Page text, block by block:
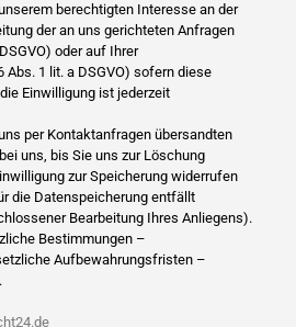
berechtigten Interesse an der
der an uns gerichteten Anfragen
oder auf Ihrer
Abs. 1 lit. a DSGVO) sofern diese
Einwilligung ist jederzeit
per Kontaktanfragen übersandten
uns, bis Sie uns zur Löschung
zur Speicherung widerrufen
die Datenspeicherung entfällt
Bearbeitung Ihres Anliegens).
Bestimmungen –
Aufbewahrungsfristen –